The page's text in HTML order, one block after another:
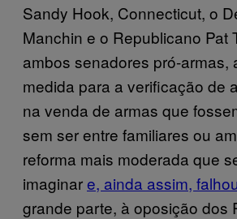
Sandy Hook, Connecticut, o
Manchin e o Republicano Pat
ambos senadores pró-armas,
medida para a verificação de
na venda de armas que
sem ser entre familiares ou
reforma mais moderada que
imaginare, ainda assim, falhou
grande parte, à oposição dos